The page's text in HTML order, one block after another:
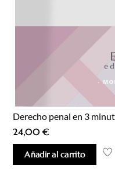
Derecho penal en 3
24,00€
Añadir al carrito